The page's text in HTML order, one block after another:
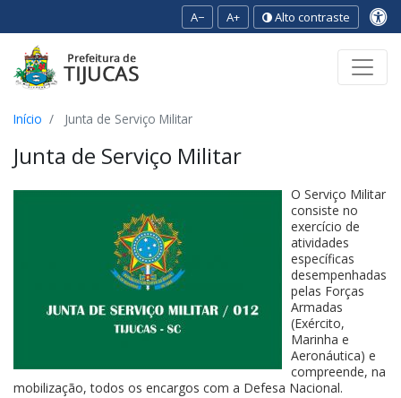
A− A+ Alto contraste
Início Junta de Serviço Militar
Junta de Serviço Militar
O Serviço Militar
consiste no
exercício de
atividades
específicas
desempenhadas
pelas Forças
Armadas
(Exército,
Marinha e
Aeronáutica) e
compreende, na
mobilização, todos os encargos com a Defesa Nacional.